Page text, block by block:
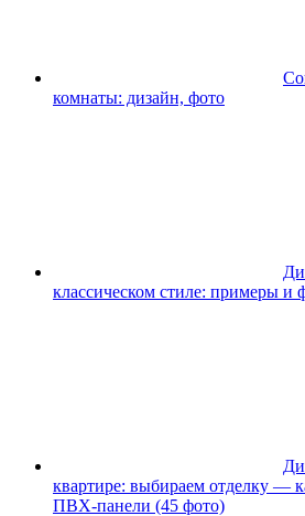
комнаты: дизайн, фото
классическом стиле: примеры и
квартире: выбираем отделку —
ПВХ-панели (45 фото)